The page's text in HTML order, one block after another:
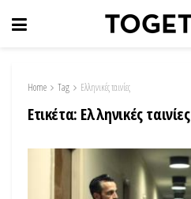
Home Tag Ελληνικές ταινίες
Ετικέτα: Ελληνικές ταινίες